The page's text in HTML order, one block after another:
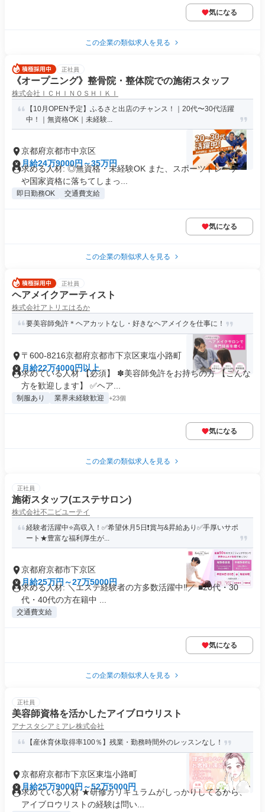
気になる
この企業の類似求人を見る
正社員
《オープニング》整骨院・整体院での施術スタッフ
株式会社ＩＣＨＩＮＯＳＨＩＫＩ
【10月OPEN予定】ふるさと出店のチャンス！｜20代〜30代活躍
中！｜無資格OK｜未経験...
京都府京都市中京区
月給24万9000円～35万円
求める人材: ◎無資格・未経験OK また、スポーツトレーナー
や国家資格に落ちてしまっ...
即日勤務OK 交通費支給
気になる
この企業の類似求人を見る
正社員
ヘアメイクアーティスト
株式会社アトリエはるか
要美容師免許＊ヘアカットなし・好きなヘアメイクを仕事に！
〒600-8216京都府京都市下京区東塩小路町
月給22万4000円以上
求めている人材 【必須】 ✽美容師免許をお持ちの方 【こんな
方を歓迎します】 ✅ヘア...
制服あり 業界未経験歓迎 +23個
気になる
この企業の類似求人を見る
正社員
施術スタッフ(エステサロン)
株式会社不二ビユーテイ
経験者活躍中⭐️高収入！✅希望休月5日❗️賞与&昇給あり✅手厚いサポ
ート★豊富な福利厚生が...
京都府京都市下京区
月給25万円～27万5000円
求める人材: ＼エステ経験者の方多数活躍中‼／ ■20代・30
代・40代の方在籍中 ...
交通費支給
気になる
この企業の類似求人を見る
正社員
美容師資格を活かしたアイブロウリスト
アナスタシアミアレ株式会社
【産休育休取得率100％】残業・勤務時間外のレッスンなし！
京都府京都市下京区東塩小路町
月給25万9000円～52万5000円
求めている人材 ★研修カリキュラムがしっかりしてるから、
アイブロウリストの経験は問い...